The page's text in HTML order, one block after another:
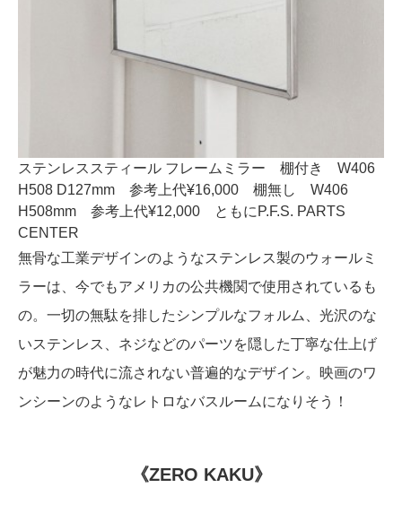
ステンレススティール フレームミラー 棚付き W406
H508 D127mm 参考上代¥16,000 棚無し W406
H508mm 参考上代¥12,000 ともにP.F.S. PARTS
CENTER
無骨な工業デザインのようなステンレス製のウォールミ
ラーは、今でもアメリカの公共機関で使用されているも
の。一切の無駄を排したシンプルなフォルム、光沢のな
いステンレス、ネジなどのパーツを隠した丁寧な仕上げ
が魅力の時代に流されない普遍的なデザイン。映画のワ
ンシーンのようなレトロなバスルームになりそう！
《ZERO KAKU》